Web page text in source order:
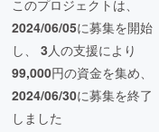
このプロジェクトは、
2024/06/05に募集を開始
し、 3人の支援により
99,000円の資金を集め、
2024/06/30に募集を終了
しました